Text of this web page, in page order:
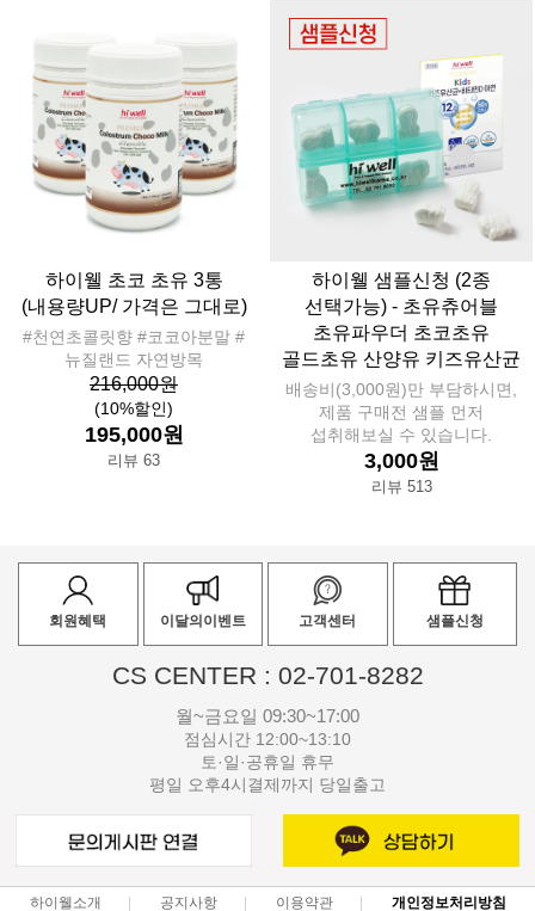
하이웰 초코 초유 3통
(내용량UP/ 가격은 그대로)
#천연초콜릿향 #코코아분말 #
뉴질랜드 자연방목
216,000원
(10%할인)
195,000원
리뷰 63
하이웰 샘플신청 (2종
선택가능) - 초유츄어블
초유파우더 초코초유
골드초유 산양유 키즈유산균
배송비(3,000원)만 부담하시면,
제품 구매전 샘플 먼저
섭취해보실 수 있습니다.
3,000원
리뷰 513
회원혜택 이달의이벤트 고객센터 샘플신청
CS CENTER : 02-701-8282
월~금요일 09:30~17:00
점심시간 12:00~13:10
토·일·공휴일 휴무
평일 오후4시결제까지 당일출고
하이웰소개 공지사항 이용약관 개인정보처리방침